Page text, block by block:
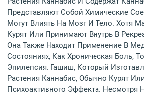
Представляют Собой Химические
Могут Влиять На Мозг И Тело. Хотя
Курят Или Принимают Внутрь В
Она Также Находит Применение В
Состояниях, Как Хроническая Боль,
Эпилепсия. Гашиш, Который
Растения Каннабис, Обычно Курят
Психоактивного Эффекта. Несмотря